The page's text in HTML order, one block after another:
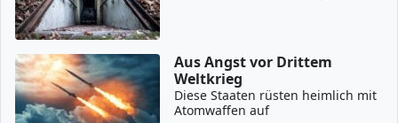
Aus Angst vor Drittem
Weltkrieg
Diese Staaten rüsten heimlich mit
Atomwaffen auf